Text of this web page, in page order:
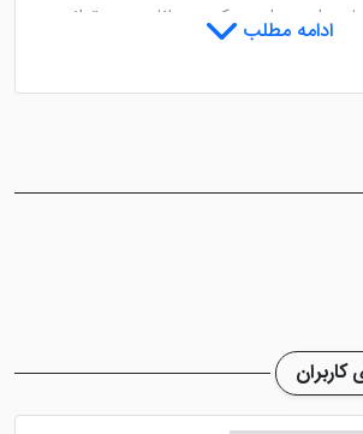
راحتی است که مهمانان می توانند
به فرد و لاکچری
آریان نور
مجلل در کنار خانواده می باشند.
داخل اتاق ها شامل روم سرویس، چای
ادامه مطلب